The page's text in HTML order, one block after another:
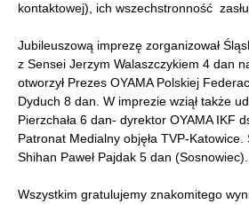
kontaktowej), ich wszechstronność
Jubileuszową imprezę zorganizował
z Sensei Jerzym Walaszczykiem 4 dan
otworzył Prezes OYAMA Polskiej
Dyduch 8 dan. W imprezie wziął także
Pierzchała 6 dan- dyrektor OYAMA IKF
Patronat Medialny objęła TVP-Katowice.
Shihan Paweł Pajdak 5 dan (Sosnowiec).
Wszystkim gratulujemy znakomitego